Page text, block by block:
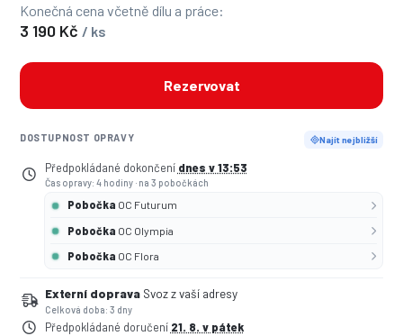
Konečná cena včetně dílu a práce:
3 190 Kč / ks
Rezervovat
DOSTUPNOST OPRAVY Najít nejbližší
Předpokládané dokončení dnes v 13:53
Čas opravy: 4 hodiny · na 3 pobočkách
Pobočka OC Futurum
Pobočka OC Olympia
Pobočka OC Flora
Externí doprava Svoz z vaší adresy
Celková doba: 3 dny
Předpokládané doručení 21. 8. v pátek